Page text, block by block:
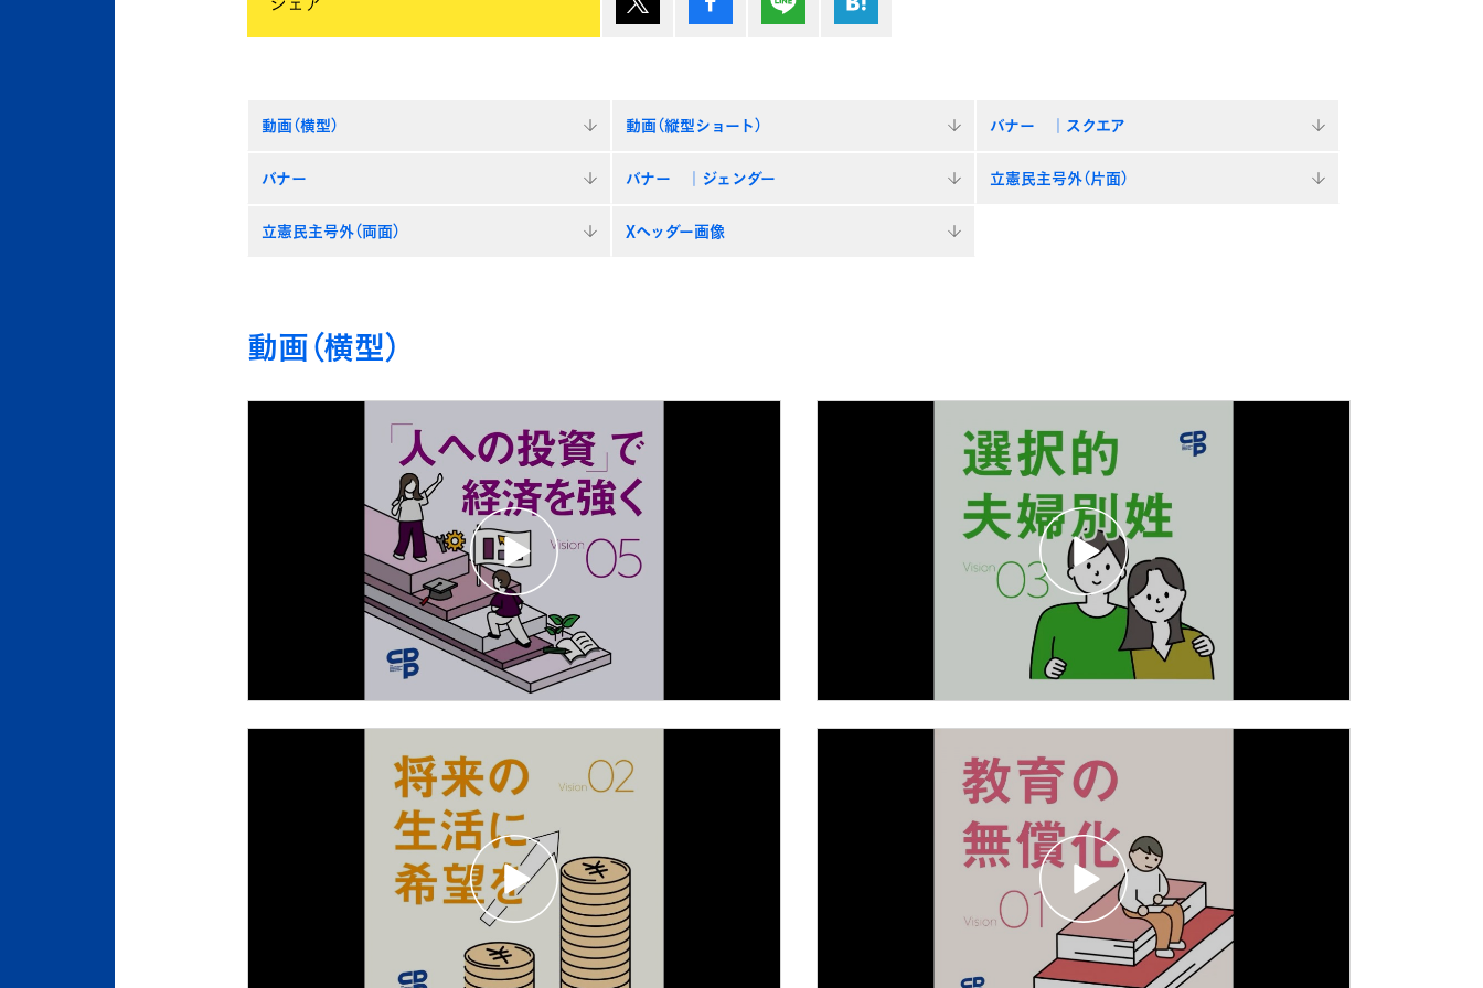
動画（横型） 動画（縦型ショート） バナー ｜スクエア
バナー バナー ｜ジェンダー 立憲民主号外（片面）
立憲民主号外（両面） Xヘッダー画像
動画（横型）